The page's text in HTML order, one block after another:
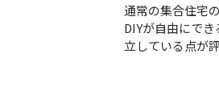
通常の集合住宅
DIYが自由にで
立している点が